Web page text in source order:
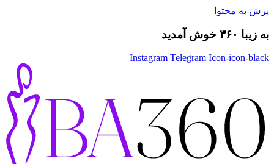
پرش به محتوا
به زیبا ۳۶۰ خوش آمدید
Instagram Telegram Icon-icon-black